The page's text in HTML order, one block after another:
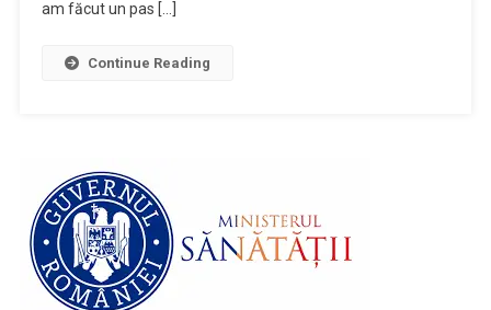
am făcut un pas […]
Continue Reading